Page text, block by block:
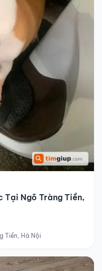
Tại Ngõ Tràng Tiền,
Tiền, Hà Nội